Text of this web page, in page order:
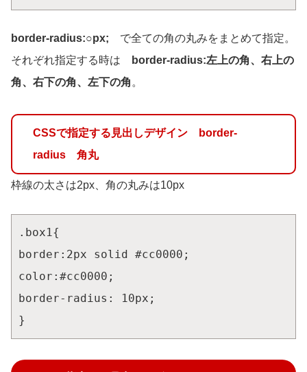
border-radius:○px; で全ての角の丸みをまとめて指定。
それぞれ指定する時は
border-radius:左上の角、右上の
角、右下の角、左下の角 。
CSSで指定する見出しデザイン border-
radius 角丸
枠線の太さは2px、角の丸みは10px
.box1{
border:2px solid #cc0000;
color:#cc0000;
border-radius: 10px;
}